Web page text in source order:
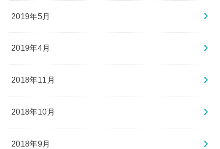
2019年5月
2019年4月
2018年11月
2018年10月
2018年9月